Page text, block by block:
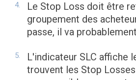
Le Stop Loss doit être
groupement des
passe, il va
L'indicateur SLC affiche
trouvent les Stop